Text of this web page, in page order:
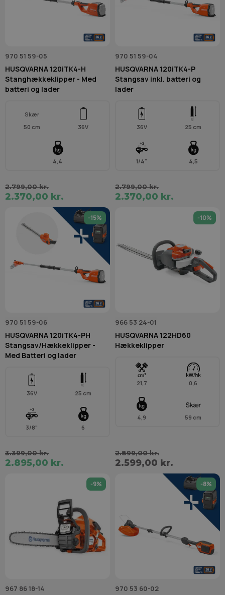
970 51 59-05
HUSQVARNA 120iTK4-H
Stanghækkeklipper - Med
batteri og lader
Skær
50 cm
36V
4,4
2.799,00 kr.
2.370,00 kr.
970 51 59-04
HUSQVARNA 120iTK4-P
Stangsav inkl. batteri og
lader
36V 25 cm
1/4" 4,5
2.799,00 kr.
2.370,00 kr.
-15%
970 51 59-06
HUSQVARNA 120iTK4-PH
Stangsav/Hækkeklipper -
Med Batteri og lader
36V 25 cm
3/8" 6
3.399,00 kr.
2.895,00 kr.
-10%
966 53 24-01
HUSQVARNA 122HD60
Hækkeklipper
21,7 0,6
4,9 59 cm
2.899,00 kr.
2.599,00 kr.
-9%
967 86 18-14
-8%
970 53 60-02